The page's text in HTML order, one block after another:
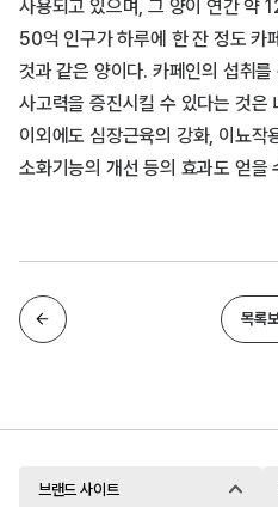
사용되고 있으며, 그 양이 연간 약
50억 인구가 하루에 한 잔 정도 카
것과 같은 양이다. 카페인의 섭취
사고력을 증진시킬 수 있다는 것은
이외에도 심장근육의 강화, 이뇨작
소화기능의 개선 등의 효과도 얻을
이전글 목록
브랜드 사이트